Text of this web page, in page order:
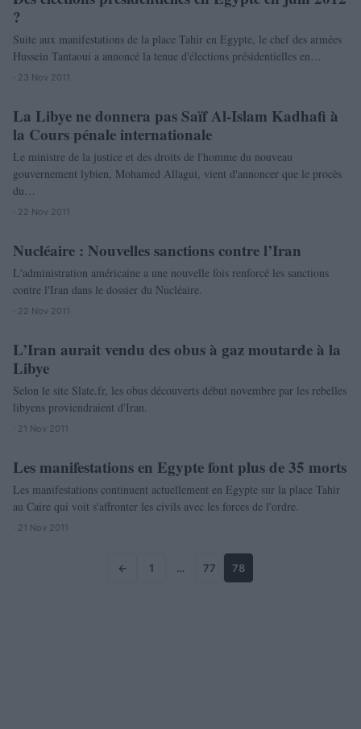
?
Suite aux manifestations de la place Tahir en Egypte, le chef des armées
Hussein Tantaoui a annoncé la tenue d'élections présidentielles en…
· 23 Nov 2011
MONDE
La Libye ne donnera pas Saïf Al-Islam Kadhafi à
la Cours pénale internationale
Le ministre de la justice et des droits de l'homme du nouveau
gouvernement lybien, Mohamed Allagui, vient d'annoncer que le procès
du…
· 22 Nov 2011
MONDE
Nucléaire : Nouvelles sanctions contre l’Iran
L'administration américaine a une nouvelle fois renforcé les sanctions
contre l'Iran dans le dossier du Nucléaire.
· 22 Nov 2011
MONDE
L’Iran aurait vendu des obus à gaz moutarde à la
Libye
Selon le site Slate.fr, les obus découverts début novembre par les rebelles
libyens proviendraient d'Iran.
· 21 Nov 2011
MONDE
Les manifestations en Egypte font plus de 35 morts
Les manifestations continuent actuellement en Egypte sur la place Tahir
au Caire qui voit s'affronter les civils avec les forces de l'ordre.
· 21 Nov 2011
← 1 … 77 78